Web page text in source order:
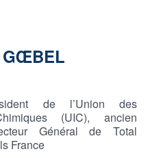
de l’Union des
(UIC), ancien
Général de Total
France